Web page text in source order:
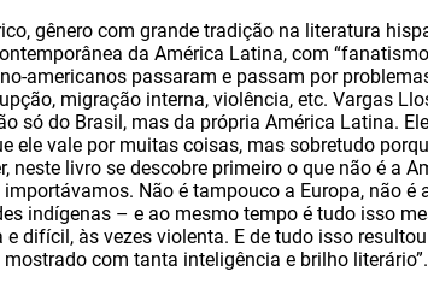
gênero com grande tradição na literatura
da América Latina, com
americanos passaram e passam por
migração interna, violência, etc. Vargas
só do Brasil, mas da própria América Latina.
ele vale por muitas coisas, mas sobretudo
neste livro se descobre primeiro o que não é a
Não é tampouco a Europa, não é
indígenas – e ao mesmo tempo é tudo isso
difícil, às vezes violenta. E de tudo isso
com tanta inteligência e brilho literário”.